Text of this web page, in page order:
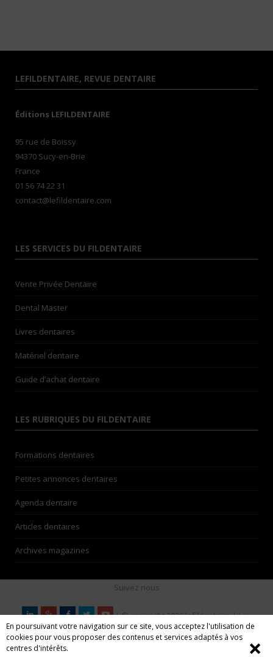
En poursuivant votre navigation sur ce site, vous acceptez l'utilisation de
cookies pour vous proposer des contenus et services adaptés à vos
centres d'intérêts.
❌
LEFILDENTAIRE, REVUE DENTAIRE
Éditions LEFILDENTAIRE
95 rue de Boissy
94370 Sucy-en-Brie
France
01 56 74 22 31
contact@lefildentaire.com
LES SERVICES DU FILDENTAIRE
Vente Privée Dentaire
Dental Master
Livres dentaires
Matériel dentaire
Guide d’achat dentaire
LES RUBRIQUES DU FILDENTAIRE
Formations dentaires
Petites annonces dentaires
Agenda dentaire
Articles dentaires
Archives magazines
Suivez nous
| © copyright 2026 lefildentaire |Les
auteurs| Espace annonceurs | Nos partenaires |Mentions
légales| CGU